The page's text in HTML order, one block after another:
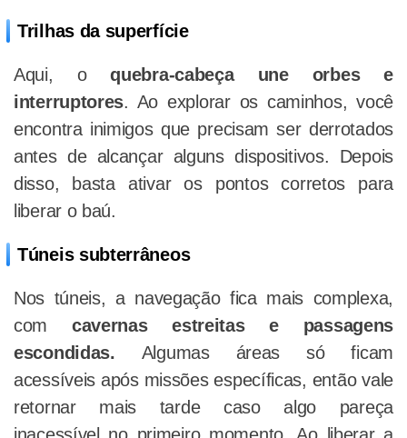
Trilhas da superfície
Aqui, oquebra-cabeça une orbes e
interruptores. Ao explorar os caminhos, você
encontra inimigos que precisam ser derrotados
antes de alcançar alguns dispositivos. Depois
disso, basta ativar os pontos corretos para
liberar o baú.
Túneis subterrâneos
Nos túneis, a navegação fica mais complexa,
com cavernas estreitas e passagens
escondidas. Algumas áreas só ficam
acessíveis após missões específicas, então vale
retornar mais tarde caso algo pareça